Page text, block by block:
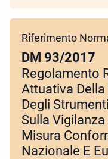
Riferimento
DM 93/2017
Regolamento
Attuativa
Degli
Sulla
Misura
Nazionale E